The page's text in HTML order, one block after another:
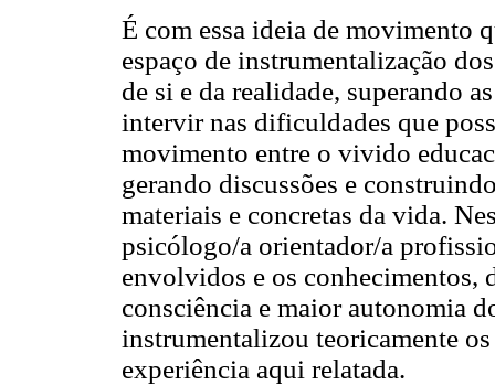
É com essa ideia de movimento
espaço de instrumentalização
de si e da realidade, superando
intervir nas dificuldades que
movimento entre o vivido
gerando discussões e
materiais e concretas da vida.
psicólogo/a orientador/a
envolvidos e os conhecimentos,
consciência e maior autonomia
instrumentalizou teoricamente
experiência aqui relatada.